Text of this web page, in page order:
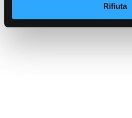
Identificare il tuo dispositivo,
Rifiuta